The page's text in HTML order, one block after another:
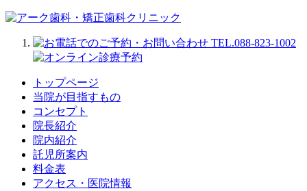
トップページ
当院が目指すもの
コンセプト
院長紹介
院内紹介
託児所案内
料金表
アクセス・医院情報